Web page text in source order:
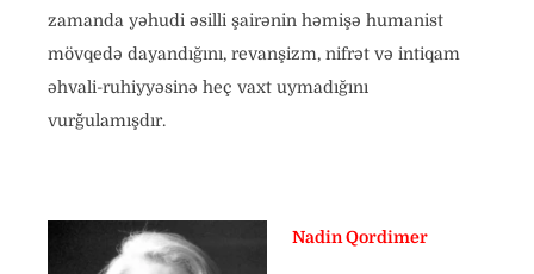
zamanda yəhudi əsilli şairənin həmişə humanist
mövqedə dayandığını, revanşizm, nifrət və intiqam
əhvali-ruhiyyəsinə heç vaxt uymadığını
vurğulamışdır.
Nadin Qordimer